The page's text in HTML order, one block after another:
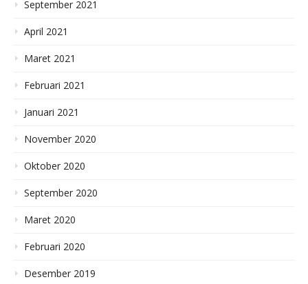
September 2021
April 2021
Maret 2021
Februari 2021
Januari 2021
November 2020
Oktober 2020
September 2020
Maret 2020
Februari 2020
Desember 2019